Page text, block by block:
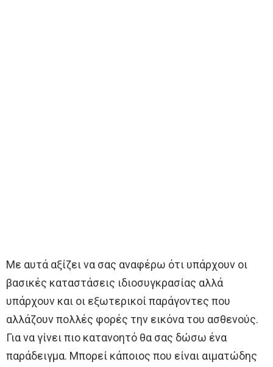
Με αυτά αξίζει να σας αναφέρω ότι υπάρχουν οι
βασικές καταστάσεις ιδιοσυγκρασίας αλλά
υπάρχουν και οι εξωτερικοί παράγοντες που
αλλάζουν πολλές φορές την εικόνα του ασθενούς.
Για να γίνει πιο κατανοητό θα σας δώσω ένα
παράδειγμα. Μπορεί κάποιος που είναι αιματώδης